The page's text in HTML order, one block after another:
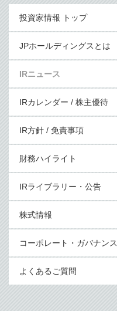
投資家情報 トップ
JPホールディングスとは
IRニュース
IRカレンダー / 株主優待
IR方針 / 免責事項
財務ハイライト
IRライブラリー・公告
株式情報
コーポレート・ガバナンス
よくあるご質問